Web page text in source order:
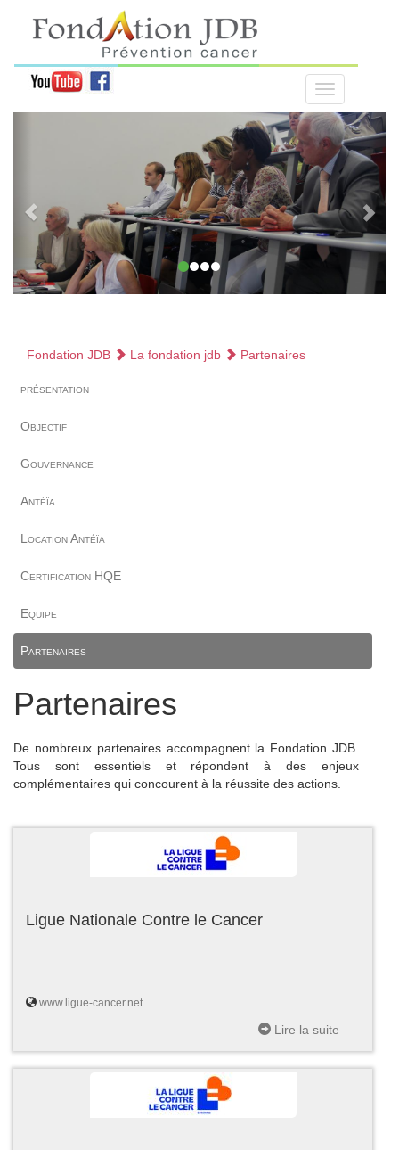
Fondation JDB La fondation jdb Partenaires
présentation
Objectif
Gouvernance
Antéïa
Location Antéïa
Certification HQE
Equipe
Partenaires
Partenaires
De nombreux partenaires accompagnent la Fondation JDB.
Tous sont essentiels et répondent à des enjeux
complémentaires qui concourent à la réussite des actions.
Ligue Nationale Contre le Cancer
www.ligue-cancer.net
Lire la suite